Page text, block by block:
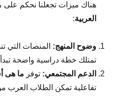
هناك ميزات تجعلنا نحكم على
العربية:
وضوح المنهج: المنصات التي
تمتلك خطة دراسية واضحة
الدعم المجتمعي: توفر ما هى
تفاعلية تمكن الطلاب العرب